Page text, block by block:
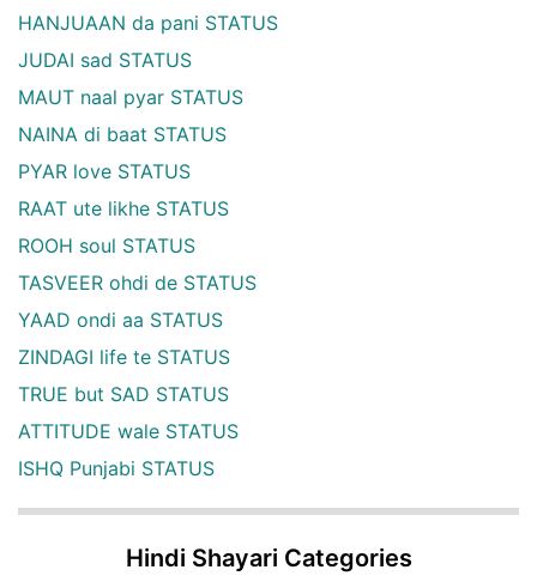
HANJUAAN da pani STATUS
JUDAI sad STATUS
MAUT naal pyar STATUS
NAINA di baat STATUS
PYAR love STATUS
RAAT ute likhe STATUS
ROOH soul STATUS
TASVEER ohdi de STATUS
YAAD ondi aa STATUS
ZINDAGI life te STATUS
TRUE but SAD STATUS
ATTITUDE wale STATUS
ISHQ Punjabi STATUS
Hindi Shayari Categories